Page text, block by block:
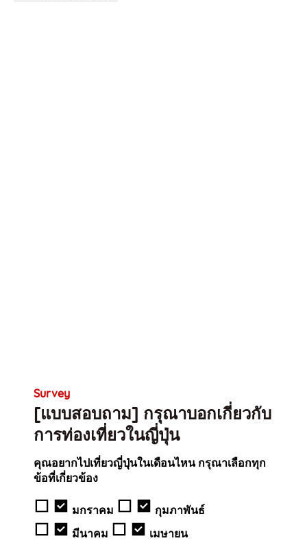
Survey
[แบบสอบถาม] กรุณาบอกเกี่ยวกับ
การท่องเที่ยวในญี่ปุ่น
คุณอยากไปเที่ยวญี่ปุ่นในเดือนไหน กรุณาเลือกทุก
ข้อที่เกี่ยวข้อง
มกราคม
กุมภาพันธ์
มีนาคม
เมษายน